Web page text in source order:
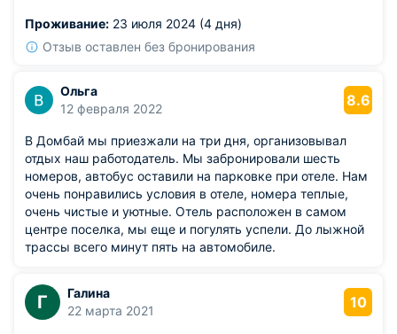
заслуживает высоких оценок. Рекомендуем!
Проживание: 23 июля 2024 (4 дня)
Отзыв оставлен без бронирования
Ольга
12 февраля 2022
8.6
В Домбай мы приезжали на три дня, организовывал
отдых наш работодатель. Мы забронировали шесть
номеров, автобус оставили на парковке при отеле. Нам
очень понравились условия в отеле, номера теплые,
очень чистые и уютные. Отель расположен в самом
центре поселка, мы еще и погулять успели. До лыжной
трассы всего минут пять на автомобиле.
Г
Галина
22 марта 2021
10